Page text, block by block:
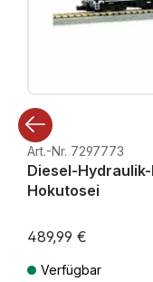
Art.-Nr. 7297773
Diesel-
Hokutosei
489,99 €
Verfügbar